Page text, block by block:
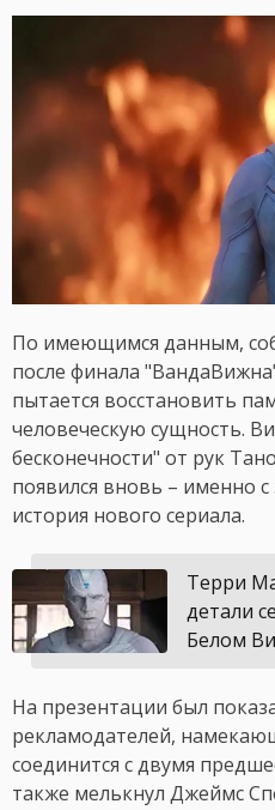
По имеющимся данным,
после финала
пытается восстановить
человеческую сущность.
бесконечности" от рук
появился вновь – именно
история нового сериала.
Терри
детали
Белом
На презентации был
рекламодателей,
соединится с двумя
также мелькнул Джеймс